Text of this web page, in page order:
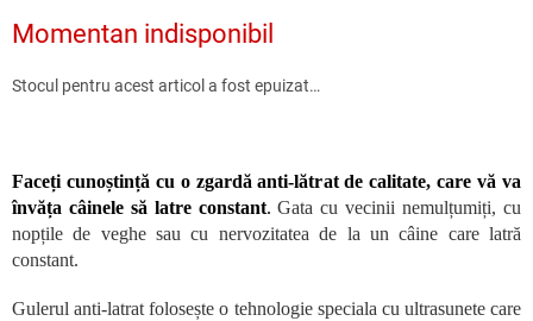
preţ:
Momentan indisponibil
Stocul pentru acest articol a fost epuizat…
Faceți cunoștință cu o zgardă anti-lătrat de calitate, care vă va
învăța câinele să latre constant. Gata cu vecinii nemulțumiți, cu
nopțile de veghe sau cu nervozitatea de la un câine care latră
constant.
Gulerul anti-latrat folosește o tehnologie speciala cu ultrasunete care